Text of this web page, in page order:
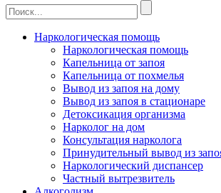
Наркологическая помощь
Наркологическая помощь
Капельница от запоя
Капельница от похмелья
Вывод из запоя на дому
Вывод из запоя в стационаре
Детоксикация организма
Нарколог на дом
Консультация нарколога
Принудительный вывод из
Наркологический диспансер
Частный вытрезвитель